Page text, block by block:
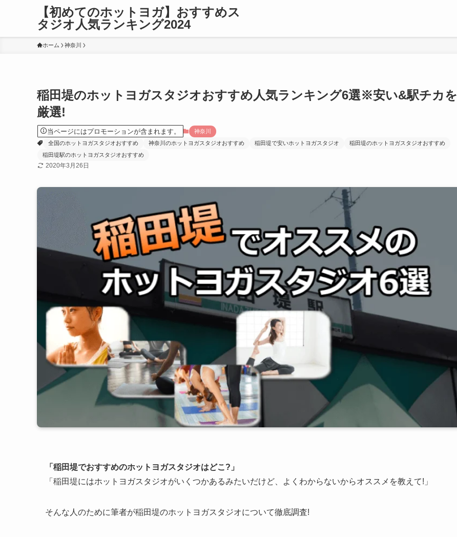
【初めてのホットヨガ】おすすめス
タジオ人気ランキング2024
ホーム 神奈川
稲田堤のホットヨガスタジオおすすめ人気ランキング6選※安い&駅チカを
厳選!
当ページにはプロモーションが含まれます。
神奈川
全国のホットヨガスタジオおすすめ
神奈川のホットヨガスタジオおすすめ 稲田堤で安いホットヨガスタジオ
稲田堤のホットヨガスタジオおすすめ
稲田堤駅のホットヨガスタジオおすすめ
2020年3月26日
「稲田堤でおすすめのホットヨガスタジオはどこ?」
「稲田堤にはホットヨガスタジオがいくつかあるみたいだけど、よくわからないからオススメを教えて!」
そんな人のために筆者が稲田堤のホットヨガスタジオについて徹底調査!